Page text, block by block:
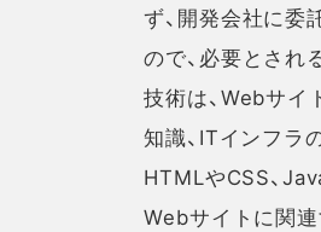
ず、開発会社に委
ので、必要とされ
技術は、Webサイ
知識、ITインフラ
HTMLやCSS、
Webサイトに関